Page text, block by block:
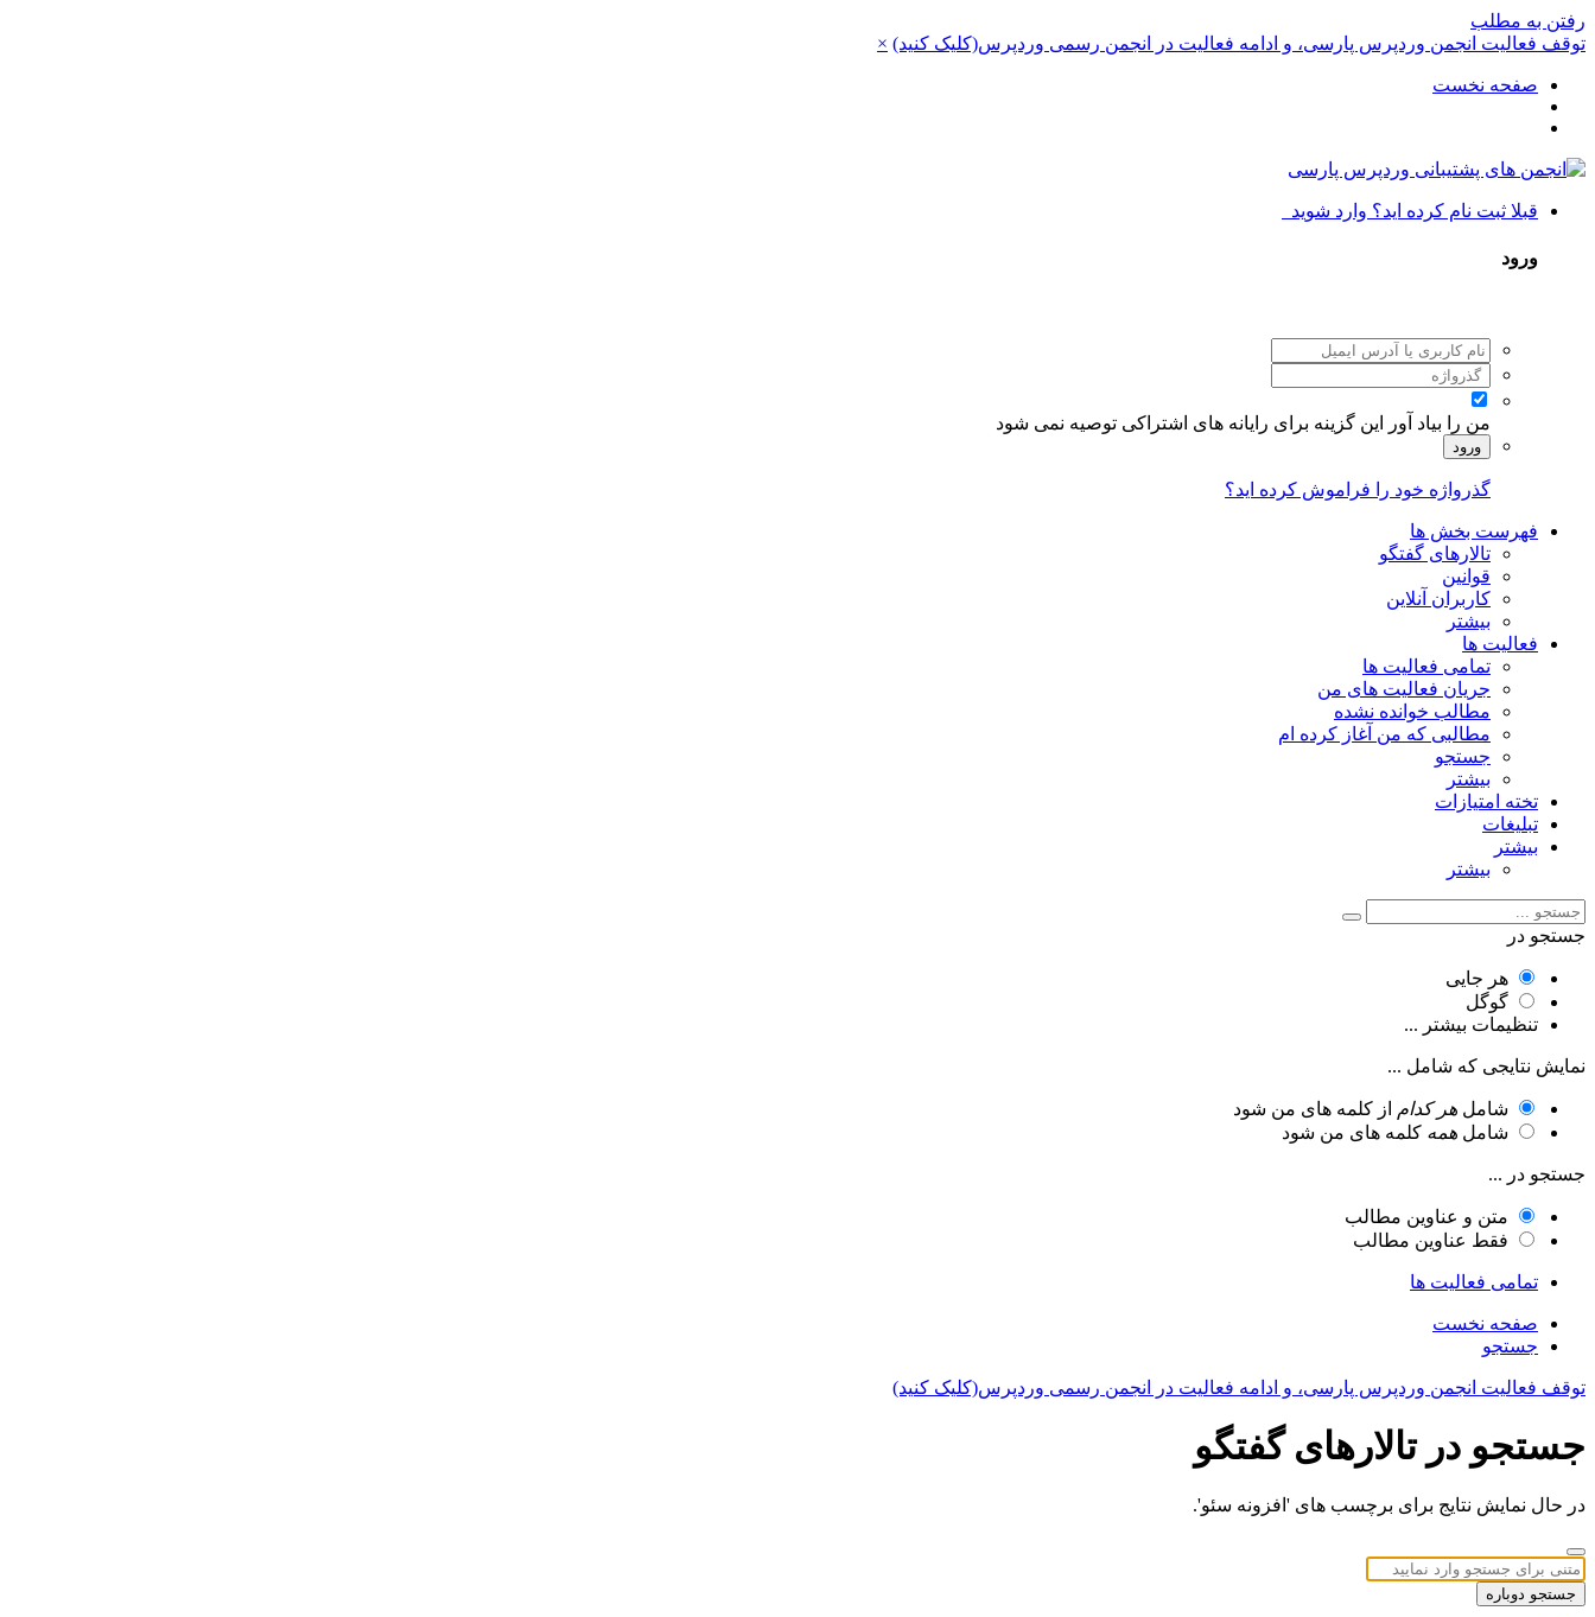
رفتن به مطلب
توقف فعالیت انجمن وردپرس پارسی، و ادامه فعالیت در انجمن رسمی وردپرس(کلیک کنید) ×
صفحه نخست
قبلا ثبت نام کرده اید؟ وارد شوید
ورود
من را بیاد آور این گزینه برای رایانه های اشتراکی توصیه نمی شود
ورود
گذرواژه خود را فراموش کرده اید؟
فهرست بخش ها
تالارهای گفتگو
قوانین
کاربران آنلاین
بیشتر
فعالیت ها
تمامی فعالیت ها
جریان فعالیت های من
مطالب خوانده نشده
مطالبی که من آغاز کرده ام
جستجو
بیشتر
تخته امتیازات
تبلیغات
بیشتر
بیشتر
جستجو در
هر جایی
گوگل
تنظیمات بیشتر ...
نمایش نتایجی که شامل ...
شامل هر کدام از کلمه های من شود
شامل همه کلمه های من شود
جستجو در ...
متن و عناوین مطالب
فقط عناوین مطالب
تمامی فعالیت ها
صفحه نخست
جستجو
توقف فعالیت انجمن وردپرس پارسی، و ادامه فعالیت در انجمن رسمی وردپرس(کلیک کنید)
جستجو در تالارهای گفتگو
در حال نمایش نتایج برای برچسب های 'افزونه سئو'.
جستجو دوباره